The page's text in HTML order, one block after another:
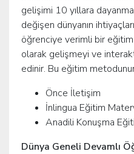
gelişimi 10 yıllara
değişen dünyanın
öğrenciye verimli bir
olarak gelişmeyi ve
edinir. Bu eğitim
Önce İletişim
İnlingua Eğitim
Anadili Konuşma
Dünya Geneli Devamlı